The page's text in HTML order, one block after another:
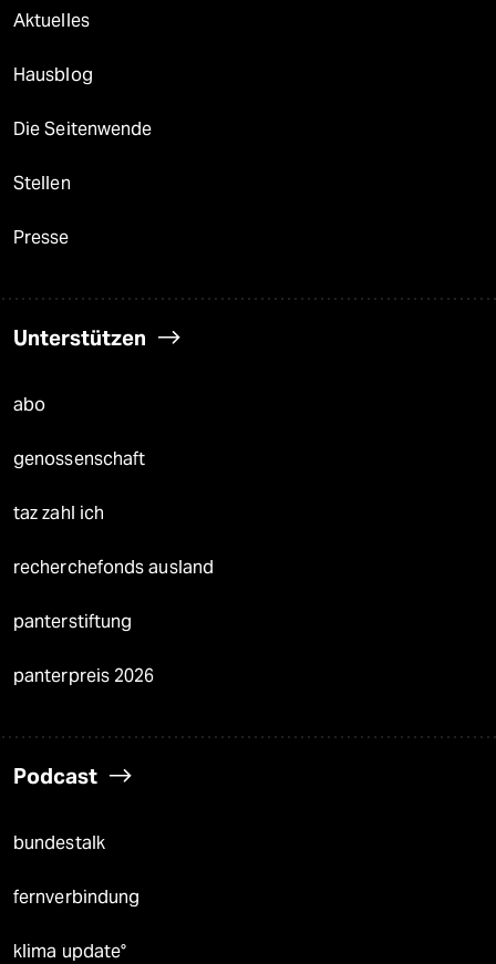
Aktuelles
Hausblog
Die Seitenwende
Stellen
Presse
Unterstützen
abo
genossenschaft
taz zahl ich
recherchefonds ausland
panterstiftung
panterpreis 2026
Podcast
bundestalk
fernverbindung
klima update°